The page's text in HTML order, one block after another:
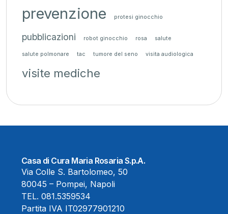
prevenzione protesi ginocchio
pubblicazioni robot ginocchio rosa salute
salute polmonare tac tumore del seno visita audiologica
visite mediche
Casa di Cura Maria Rosaria S.p.A.
Via Colle S. Bartolomeo, 50
80045 – Pompei, Napoli
TEL. 081.5359534
Partita IVA IT02977901210